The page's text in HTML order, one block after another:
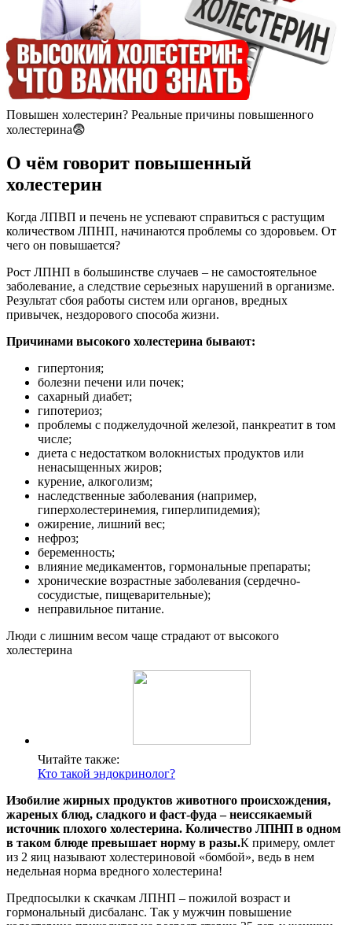
Повышен холестерин? Реальные причины повышенного
холестерина😨
О чём говорит повышенный
холестерин
Когда ЛПВП и печень не успевают справиться с растущим
количеством ЛПНП, начинаются проблемы со здоровьем. От
чего он повышается?
Рост ЛПНП в большинстве случаев – не самостоятельное
заболевание, а следствие серьезных нарушений в организме.
Результат сбоя работы систем или органов, вредных
привычек, нездорового способа жизни.
Причинами высокого холестерина бывают:
гипертония;
болезни печени или почек;
сахарный диабет;
гипотериоз;
проблемы с поджелудочной железой, панкреатит в том
числе;
диета с недостатком волокнистых продуктов или
ненасыщенных жиров;
курение, алкоголизм;
наследственные заболевания (например,
гиперхолестеринемия, гиперлипидемия);
ожирение, лишний вес;
нефроз;
беременность;
влияние медикаментов, гормональные препараты;
хронические возрастные заболевания (сердечно-
сосудистые, пищеварительные);
неправильное питание.
Люди с лишним весом чаще страдают от высокого
холестерина
Читайте также:
Кто такой эндокринолог?
Изобилие жирных продуктов животного происхождения,
жареных блюд, сладкого и фаст-фуда – неиссякаемый
источник плохого холестерина. Количество ЛПНП в одном
в таком блюде превышает норму в разы.К примеру, омлет
из 2 яиц называют холестериновой «бомбой», ведь в нем
недельная норма вредного холестерина!
Предпосылки к скачкам ЛПНП – пожилой возраст и
гормональный дисбаланс. Так у мужчин повышение